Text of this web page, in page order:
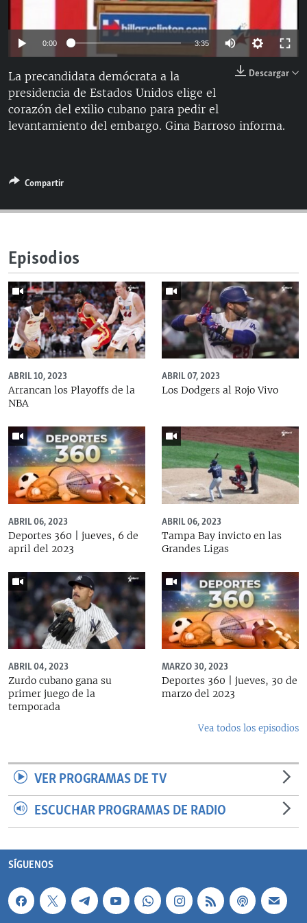
ESPECIALES
LA REALIDAD DE LA VIVIENDA EN CUBA
SER VIEJO EN CUBA
DESINFORMACIÓN RUSA EN AMÉRICA LATINA
LA INVASIÓN DE RUSIA A UCRANIA
MULTIMEDIA
EDITORIALES
SÍGUENOS
0:00 3:35
Descargar
La precandidata demócrata a la
presidencia de Estados Unidos elige el
corazón del exilio cubano para pedir el
levantamiento del embargo. Gina Barroso informa.
Compartir
Episodios
ABRIL 10, 2023
Arrancan los Playoffs de la
NBA
ABRIL 07, 2023
Los Dodgers al Rojo Vivo
ABRIL 06, 2023
Deportes 360 | jueves, 6 de
april del 2023
ABRIL 06, 2023
Tampa Bay invicto en las
Grandes Ligas
ABRIL 04, 2023
Zurdo cubano gana su
primer juego de la
temporada
MARZO 30, 2023
Deportes 360 | jueves, 30 de
marzo del 2023
Vea todos los episodios
VER PROGRAMAS DE TV
ESCUCHAR PROGRAMAS DE RADIO
SÍGUENOS